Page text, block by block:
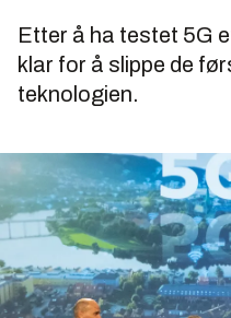
Etter å ha testet 5G
klar for å slippe de
teknologien.